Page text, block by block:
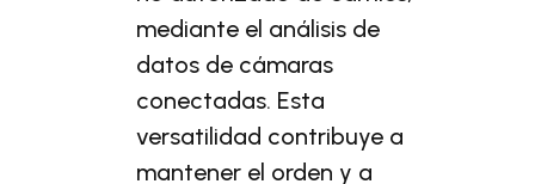
mediante el análisis de
datos de cámaras
conectadas. Esta
versatilidad contribuye a
mantener el orden y a